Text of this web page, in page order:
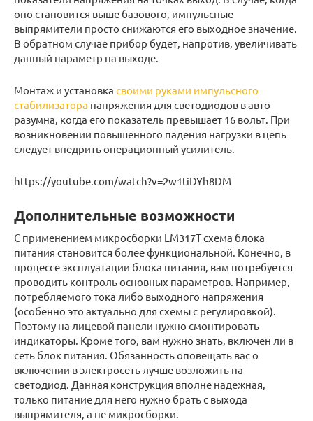
оно становится выше базового, импульсные
выпрямители просто снижаются его выходное значение.
В обратном случае прибор будет, напротив, увеличивать
данный параметр на выходе.
Монтаж и установка своими руками импульсного
стабилизатора напряжения для светодиодов в авто
разумна, когда его показатель превышает 16 вольт. При
возникновении повышенного падения нагрузки в цепь
следует внедрить операционный усилитель.
https://youtube.com/watch?v=2w1tiDYh8DM
Дополнительные возможности
С применением микросборки LM317T схема блока
питания становится более функциональной. Конечно, в
процессе эксплуатации блока питания, вам потребуется
проводить контроль основных параметров. Например,
потребляемого тока либо выходного напряжения
(особенно это актуально для схемы с регулировкой).
Поэтому на лицевой панели нужно смонтировать
индикаторы. Кроме того, вам нужно знать, включен ли в
сеть блок питания. Обязанность оповещать вас о
включении в электросеть лучше возложить на
светодиод. Данная конструкция вполне надежная,
только питание для него нужно брать с выхода
выпрямителя, а не микросборки.